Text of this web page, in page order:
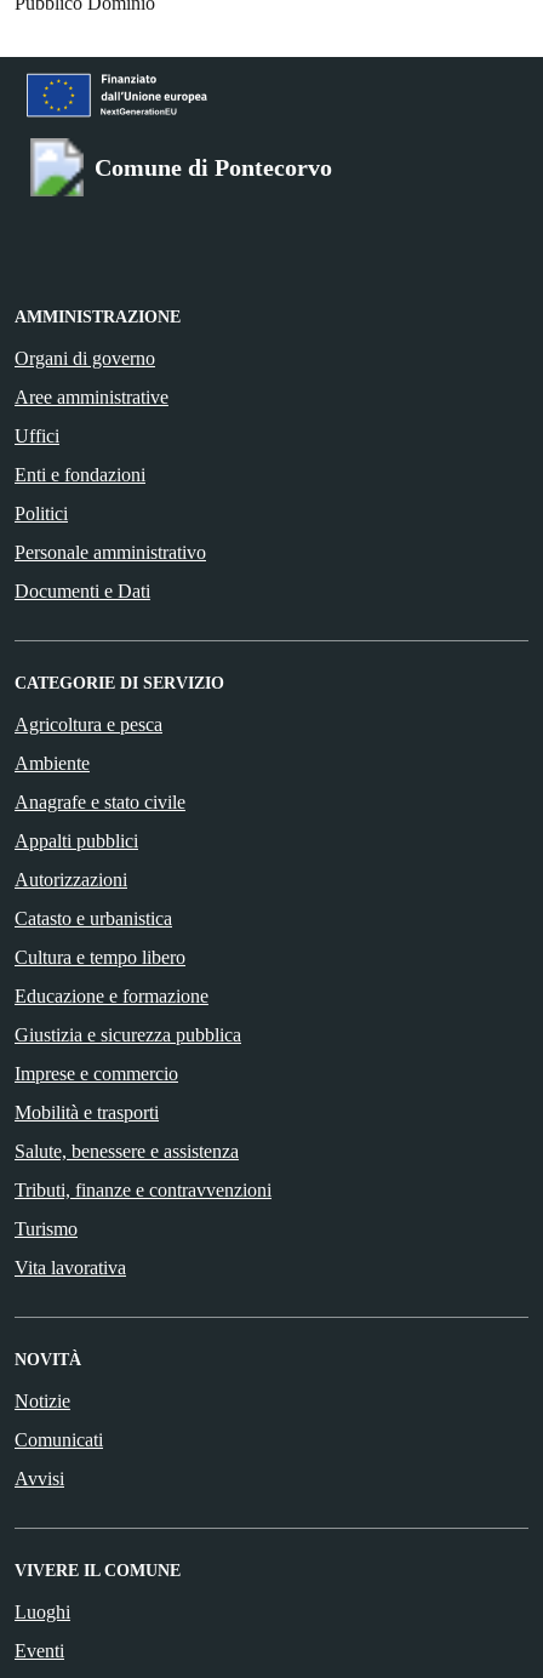
Comune di Pontecorvo
AMMINISTRAZIONE
Organi di governo
Aree amministrative
Uffici
Enti e fondazioni
Politici
Personale amministrativo
Documenti e Dati
CATEGORIE DI SERVIZIO
Agricoltura e pesca
Ambiente
Anagrafe e stato civile
Appalti pubblici
Autorizzazioni
Catasto e urbanistica
Cultura e tempo libero
Educazione e formazione
Giustizia e sicurezza pubblica
Imprese e commercio
Mobilità e trasporti
Salute, benessere e assistenza
Tributi, finanze e contravvenzioni
Turismo
Vita lavorativa
NOVITÀ
Notizie
Comunicati
Avvisi
VIVERE IL COMUNE
Luoghi
Eventi